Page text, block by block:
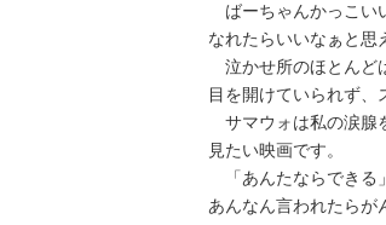
ばーちゃんかっこい
なれたらいいなぁと思
泣かせ所のほとんど
目を開けていられず、
サマウォは私の涙腺
見たい映画です。
「あんたならできる
あんなん言われたらが